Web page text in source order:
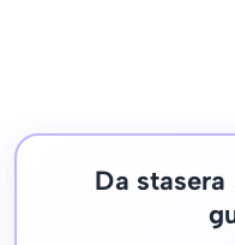
Da stasera